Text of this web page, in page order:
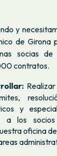
y
de Girona
socias
contratos.
y
a los
oficina